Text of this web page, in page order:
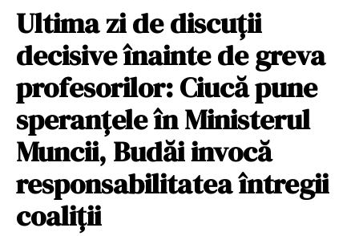
Ultima zi de discuţii
decisive înainte de greva
profesorilor: Ciucă pune
speranțele în Ministerul
Muncii, Budăi invocă
responsabilitatea întregii
coaliții